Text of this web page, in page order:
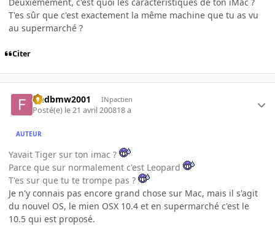
T'es sûr que c'est exactement la même machine que tu as vu
au supermarché ?
Citer
fredbmw2001 INpactien
Posté(e) le 21 avril 200818 a
AUTEUR
Yavait Tiger sur ton imac ?
Parce que sur normalement c'est Leopard
T'es sur que tu te trompe pas ?
Je n'y connais pas encore grand chose sur Mac, mais il s'agit
du nouvel OS, le mien OSX 10.4 et en supermarché c'est le
10.5 qui est proposé.